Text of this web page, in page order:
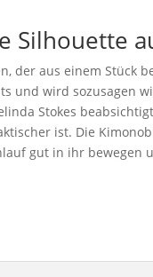
Silhouette
der aus einem Stück
und wird sozusagen
Stokes
ist. Die
gut in ihr bewegen